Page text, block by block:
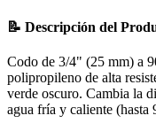
📝 Descripción del
Codo de 3/4" (25 mm) a
polipropileno de alta
verde oscuro. Cambia la
agua fría y caliente (hasta